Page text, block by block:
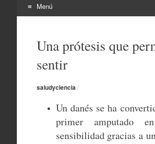
Menú
contenidoUna prótesis que
sentir
saludyciencia /
Un danés se ha
primer amputado
sensibilidad gracias a